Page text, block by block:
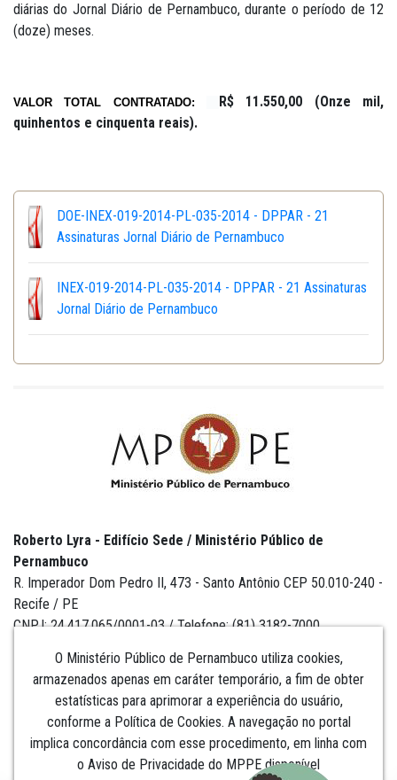
diárias do Jornal Diário de Pernambuco, durante o período de 12
(doze) meses.
VALOR TOTAL CONTRATADO:
R$ 11.550,00 (Onze mil,
quinhentos e cinquenta reais).
DOE-INEX-019-2014-PL-035-2014 - DPPAR - 21
Assinaturas Jornal Diário de Pernambuco
INEX-019-2014-PL-035-2014 - DPPAR - 21 Assinaturas
Jornal Diário de Pernambuco
O Ministério Público de Pernambuco utiliza cookies,
armazenados apenas em caráter temporário, a fim de obter
estatísticas para aprimorar a experiência do usuário,
conforme a Política de Cookies. A navegação no portal
implica concordância com esse procedimento, em linha com
o Aviso de Privacidade do MPPE disponível
Roberto Lyra - Edifício Sede / Ministério Público de
Pernambuco
R. Imperador Dom Pedro II, 473 - Santo Antônio CEP 50.010-240 -
Recife / PE
CNPJ: 24.417.065/0001-03 / Telefone: (81) 3182-7000
Institucional
Comunicação